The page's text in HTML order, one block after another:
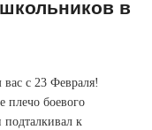
в
с 23 Февраля!
плечо боевого
к